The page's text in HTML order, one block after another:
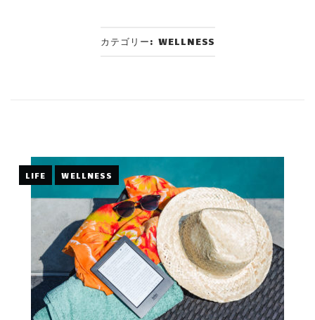
カテゴリー: WELLNESS
LIFE WELLNESS